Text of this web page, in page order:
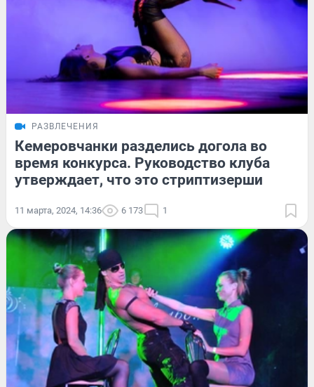
РАЗВЛЕЧЕНИЯ
Кемеровчанки разделись догола во
время конкурса. Руководство клуба
утверждает, что это стриптизерши
11 марта, 2024, 14:36 6 173 1